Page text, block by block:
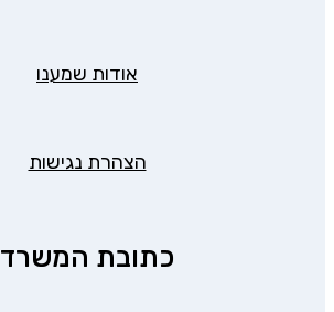
אודות שמענו
הצהרת נגישות
כתובת המשרד